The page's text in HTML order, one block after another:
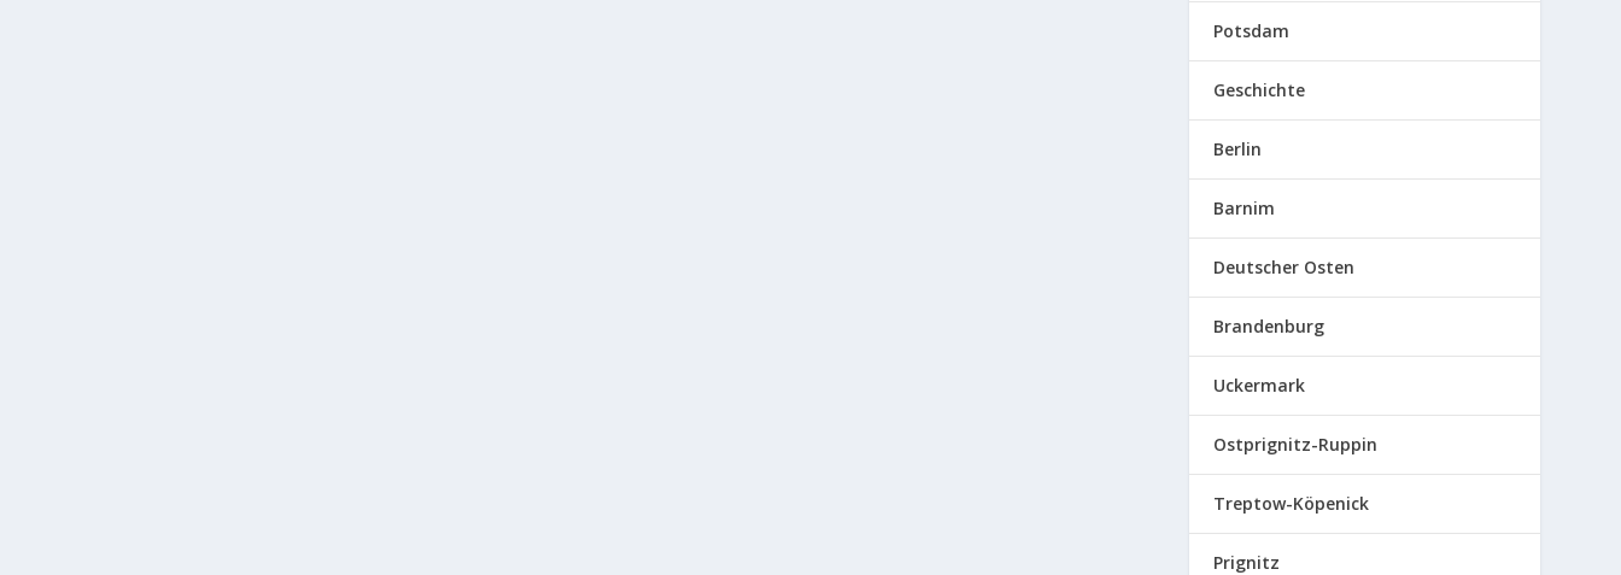
Potsdam
Geschichte
Berlin
Barnim
Deutscher Osten
Brandenburg
Uckermark
Ostprignitz-Ruppin
Treptow-Köpenick
Prignitz